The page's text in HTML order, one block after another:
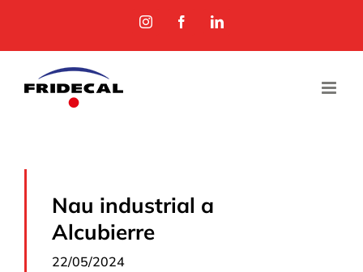
content
InstagramFacebookLinkedIn
Nau industrial a
Alcubierre
22/05/2024